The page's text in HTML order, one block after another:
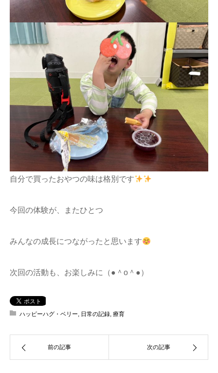
自分で買ったおやつの味は格別です
今回の体験が、またひとつ
みんなの成長につながったと思います
次回の活動も、お楽しみに（●＾o＾●）
ハッピーハグ・ベリー, 日常の記録, 療育
前の記事 次の記事